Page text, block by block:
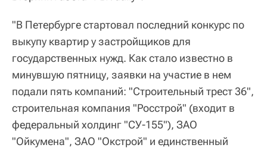
"В Петербурге стартовал последний конкурс по
выкупу квартир у застройщиков для
государственных нужд. Как стало известно в
минувшую пятницу, заявки на участие в нем
подали пять компаний: "Строительный трест 36",
строительная компания "Росстрой" (входит в
федеральный холдинг "СУ-155"), ЗАО
"Ойкумена", ЗАО "Окстрой" и единственный